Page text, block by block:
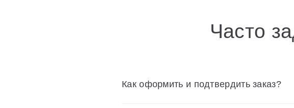
Часто
Как оформить и подтвердить заказ?